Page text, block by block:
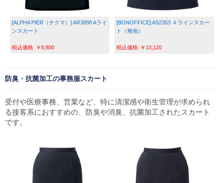
[ALPHA PIER（チクマ）] AR3898 Aライ
ンスカート
￥8,800
[BONOFFICE] AS2353 Ａラインスカー
ト（無地）
￥10,120
防臭・抗菌加工の事務服スカート
受付や医療事務、営業など、特に清潔感や衛生管理が求められ
る接客系におすすめの、防臭や消臭、抗菌加工されたスカート
です。